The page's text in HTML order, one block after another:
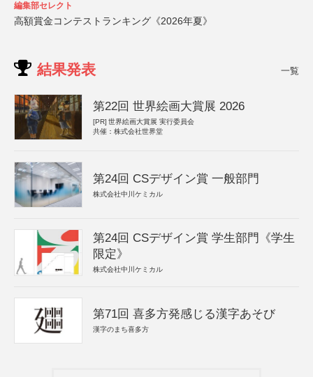
編集部セレクト
高額賞金コンテストランキング《2026年夏》
結果発表 一覧
第22回 世界絵画大賞展 2026
[PR] 世界絵画大賞展 実行委員会
共催：株式会社世界堂
第24回 CSデザイン賞 一般部門
株式会社中川ケミカル
第24回 CSデザイン賞 学生部門《学生
限定》
株式会社中川ケミカル
第71回 喜多方発感じる漢字あそび
漢字のまち喜多方